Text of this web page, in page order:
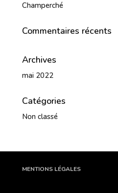
Champerché
Commentaires récents
Archives
mai 2022
Catégories
Non classé
MENTIONS LÉGALES